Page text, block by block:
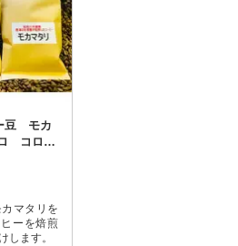
ップ申請
コロン
ュラ
マタリを
ーを焙煎
します。